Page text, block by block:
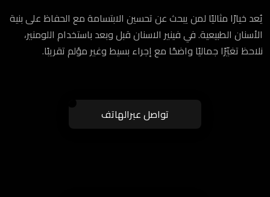
يُعد خيارًا مثاليًا لمن يبحث عن تحسين الابتسامة مع الحفاظ على بنية
الأسنان الطبيعية. في فينير الاسنان قبل وبعد باستخدام اللومنير،
نلاحظ تغيّرًا جماليًا واضحًا مع إجراء بسيط وغير مؤلم تقريبًا.
تواصل عبرالهاتف